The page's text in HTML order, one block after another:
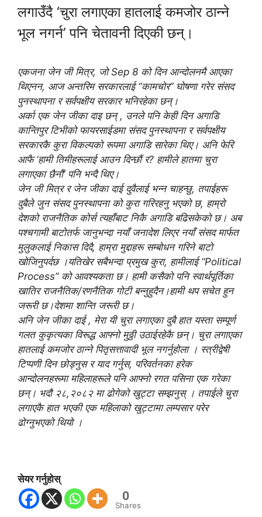
लगाउँदै ‘चुरा लगाएका हातलाई कमजोर ठान्ने
भूल नगर्न’ पनि चेतावनी दिएकी छन्।
एकजना जेन जी मित्र, जो Sep 8 को दिन आन्दोलनमै आएका
थिएनन, आज अन्तरिम सरकारलाई “कामचोर” घोषणा गरेर संसद
पुनस्थापना र सर्वपक्षीय सरकार भनिरहेका छन्।
अर्का एक जेन जीका दाइ छन् , उनले पनि केही दिन अगाडि
कान्तिपुर टिभीको फायरसाईडमा संसद पुनस्थापना र सर्वपक्षीय
सरकारकै कुरा विकल्पको रूपमा अगाडि सारेका थिए। अनि फेरि
आफै ‘हामी तिमीहरूलाई आउन दिन्छौं र? हामीले हातमा चुरा
लगाएका छैनौं’ पनि भन्दै थिए।
जेन जी मित्र र जेन जीका दाई दुवैलाई भन्न चाहन्छु, तपाईहरू
दुबैले जुन संसद पुनस्थापना को कुरा गरिरहनु भएको छ, हाम्रो
देशको राजनैतिक कोर्स त्यहाँबाट निकै अगाडि बढिसकेको छ। अब
पश्चगामी बाटोतर्फ जानुभन्दा नयाँ जनादेश लिएर नयाँ संसद मार्फत
मुलुकलाई निकास दिदै, हाम्रा मुद्दाहरू सम्बोधन गरिने बाटो
खोजिनुपर्दछ ।यतिखेर सबैभन्दा प्रमुख कुरा, हामीलाई “Political
Process” को आवश्यकता छ। हामी कसैको पनि स्वार्थपूर्तिका
खातिर राजनैतिक/रणनैतिक गोटी बन्नुहुदैन।हामी थप सचेत हुन
जरूरी छ।देशमा शान्ति जरूरी छ।
अनि जेन जीका दाई , मेरा यी चुरा लगाएका दुबै हात यस्ता सम्पूर्ण
गलत कुकृत्यका विरूद्ध आफ्नो मुठ्ठी उठाईरहेकै छन्। चुरा लगाएका
हातलाई कमजोर ठान्ने पितृसत्तावादी भूल नगर्नुहोला । स्त्रीद्वेषी
टिप्पणी दिन छोड्नुस र याद गर्नुस, परिवर्तनका हरेक
आन्दोलनहरूमा महिलाहरूले पनि आफ्नो रगत पसिना एक गरेका
छन्। भदौ २८,२०८२ मा ढोगेको खुट्टा सम्झनुस् । तपाईले चुरा
लगाएकै हात भएकी एक महिलाको खुट्टामा लम्पसार परेर
ढोग्नुभएको थियो ।
सेयर गर्नुहोस्
0
Shares